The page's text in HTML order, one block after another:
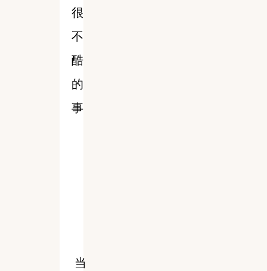
很
不
酷
的
事
当